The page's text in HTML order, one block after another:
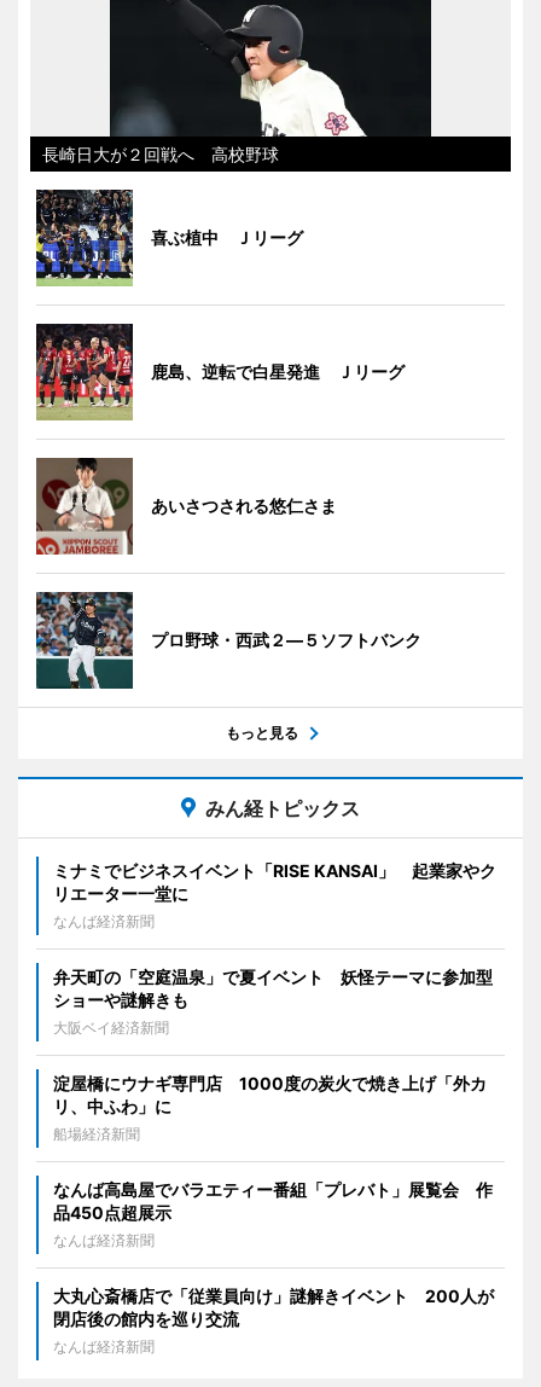
長崎日大が２回戦へ 高校野球
喜ぶ植中 Ｊリーグ
鹿島、逆転で白星発進 Ｊリーグ
あいさつされる悠仁さま
プロ野球・西武２―５ソフトバンク
もっと見る
みん経トピックス
ミナミでビジネスイベント「RISE KANSAI」 起業家やク
リエーター一堂に
なんば経済新聞
弁天町の「空庭温泉」で夏イベント 妖怪テーマに参加型
ショーや謎解きも
大阪ベイ経済新聞
淀屋橋にウナギ専門店 1000度の炭火で焼き上げ「外カ
リ、中ふわ」に
船場経済新聞
なんば高島屋でバラエティー番組「プレバト」展覧会 作
品450点超展示
なんば経済新聞
大丸心斎橋店で「従業員向け」謎解きイベント 200人が
閉店後の館内を巡り交流
なんば経済新聞